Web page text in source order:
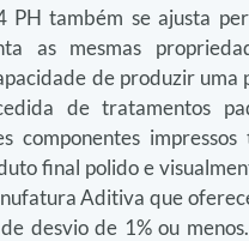
também se ajusta
as mesmas
de produzir
de tratamentos
componentes
final polido e
Aditiva que
desvio de 1% ou